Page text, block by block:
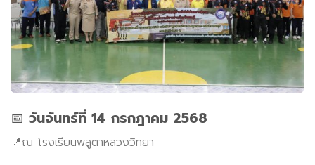
📅 วันจันทร์ที่ 14 กรกฎาคม 2568
📍ณ โรงเรียนพลูตาหลวงวิทยา